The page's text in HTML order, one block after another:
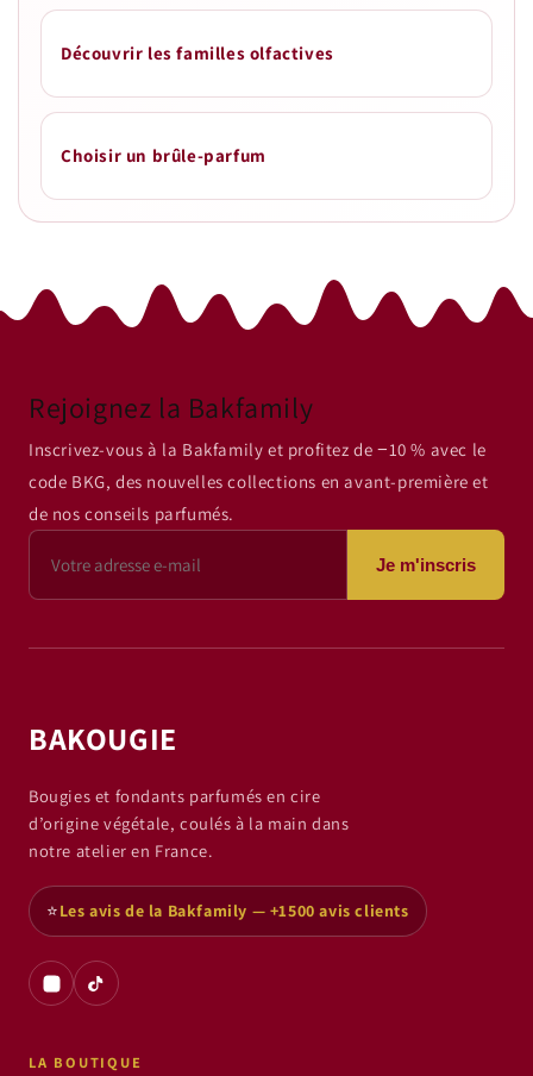
Découvrir les familles olfactives
Choisir un brûle-parfum
Rejoignez la Bakfamily
Inscrivez-vous à la Bakfamily et profitez de −10 % avec le
code BKG, des nouvelles collections en avant-première et
de nos conseils parfumés.
Je m'inscris
BAKOUGIE
Bougies et fondants parfumés en cire
d’origine végétale, coulés à la main dans
notre atelier en France.
⭐Les avis de la Bakfamily — +1500 avis clients
LA BOUTIQUE